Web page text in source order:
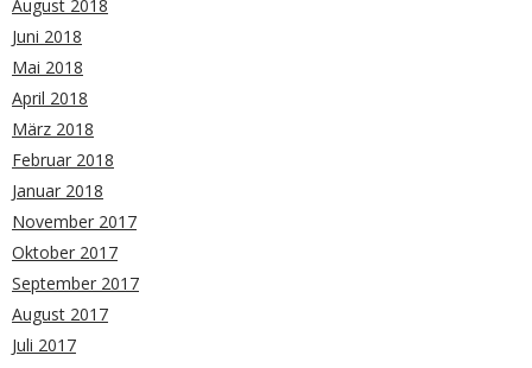
August 2018
Juni 2018
Mai 2018
April 2018
März 2018
Februar 2018
Januar 2018
November 2017
Oktober 2017
September 2017
August 2017
Juli 2017